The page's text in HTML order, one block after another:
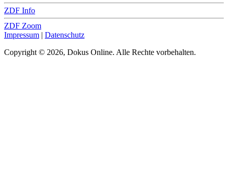
ZDF Info
ZDF Zoom
Impressum | Datenschutz
Copyright © 2026, Dokus Online. Alle Rechte vorbehalten.